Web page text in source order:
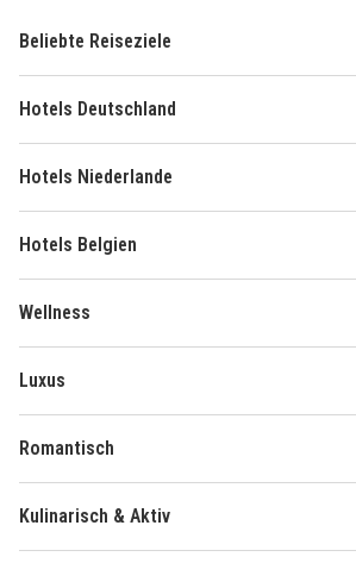
Beliebte Reiseziele
Hotels Deutschland
Hotels Niederlande
Hotels Belgien
Wellness
Luxus
Romantisch
Kulinarisch & Aktiv